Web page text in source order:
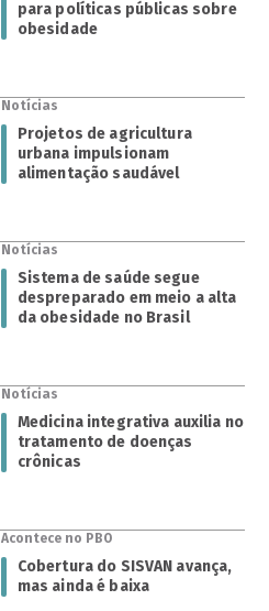
para políticas públicas sobre
obesidade
Notícias
Projetos de agricultura
urbana impulsionam
alimentação saudável
Notícias
Sistema de saúde segue
despreparado em meio a alta
da obesidade no Brasil
Notícias
Medicina integrativa auxilia no
tratamento de doenças
crônicas
Acontece no PBO
Cobertura do SISVAN avança,
mas ainda é baixa